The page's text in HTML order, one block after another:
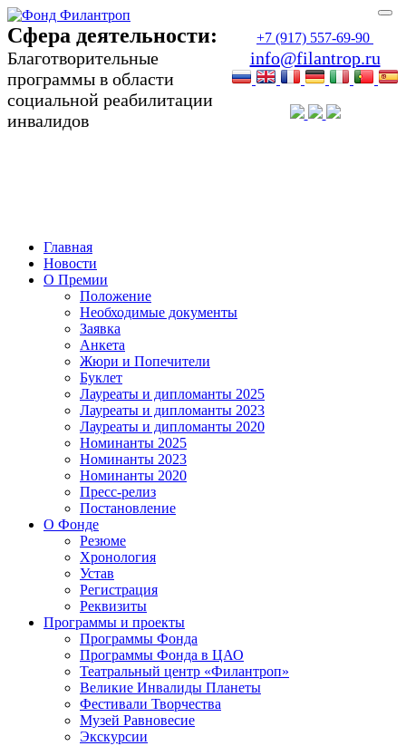
+7 (917) 557-69-90
info@filantrop.ru
Сфера деятельности:
Благотворительные
программы в области
социальной реабилитации
инвалидов
Главная
Новости
О Премии
Положение
Необходимые документы
Заявка
Анкета
Жюри и Попечители
Буклет
Лауреаты и дипломанты 2025
Лауреаты и дипломанты 2023
Лауреаты и дипломанты 2020
Номинанты 2025
Номинанты 2023
Номинанты 2020
Пресс-релиз
Постановление
О Фонде
Резюме
Хронология
Устав
Регистрация
Реквизиты
Программы и проекты
Программы Фонда
Программы Фонда в ЦАО
Театральный центр «Филантроп»
Великие Инвалиды Планеты
Фестивали Творчества
Музей Равновесие
Экскурсии